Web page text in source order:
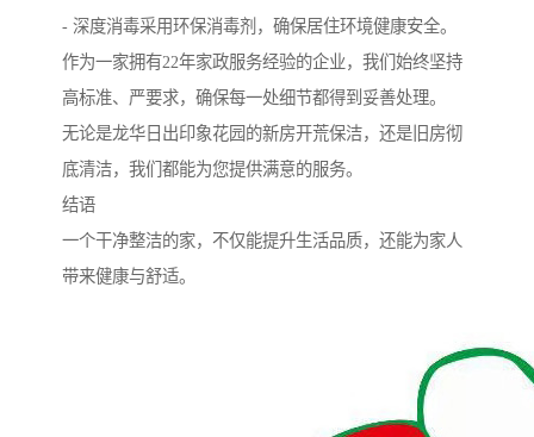
- 深度消毒采用环保消毒剂，确保居住环境健康安全。
作为一家拥有22年家政服务经验的企业，我们始终坚持
高标准、严要求，确保每一处细节都得到妥善处理。
无论是龙华日出印象花园的新房开荒保洁，还是旧房彻
底清洁，我们都能为您提供满意的服务。
结语
一个干净整洁的家，不仅能提升生活品质，还能为家人
带来健康与舒适。